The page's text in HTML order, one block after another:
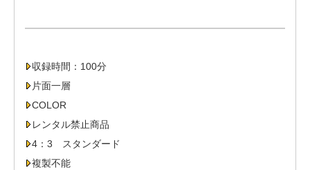
収録時間：100分
片面一層
COLOR
レンタル禁止商品
4：3 スタンダード
複製不能